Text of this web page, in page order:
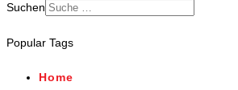
Suchen
Popular Tags
Home